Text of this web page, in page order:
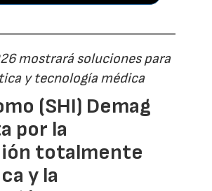
mostrará soluciones para
y tecnología médica
(SHI) Demag
por la
totalmente
y la